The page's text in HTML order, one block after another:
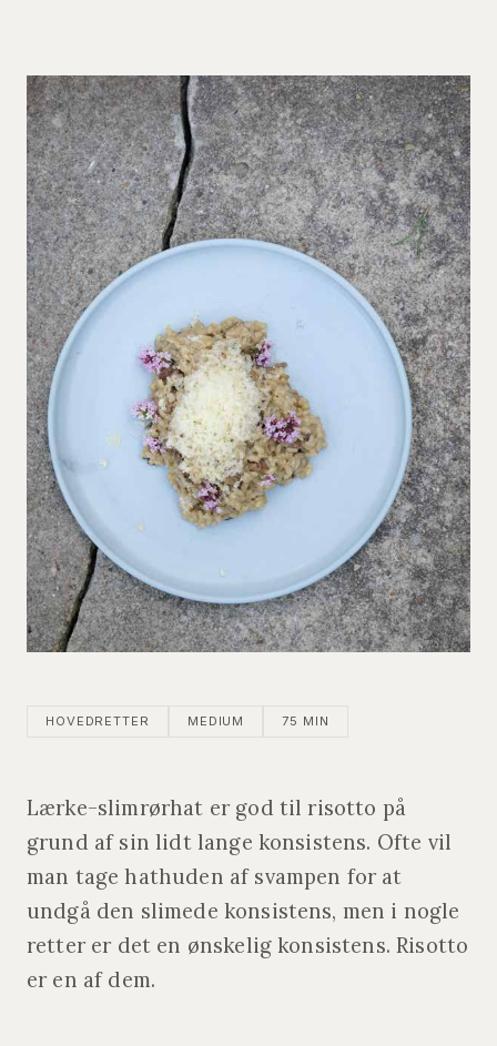
HOVEDRETTER MEDIUM 75 MIN
Lærke-slimrørhat er god til risotto på
grund af sin lidt lange konsistens. Ofte vil
man tage hathuden af svampen for at
undgå den slimede konsistens, men i nogle
retter er det en ønskelig konsistens. Risotto
er en af dem.